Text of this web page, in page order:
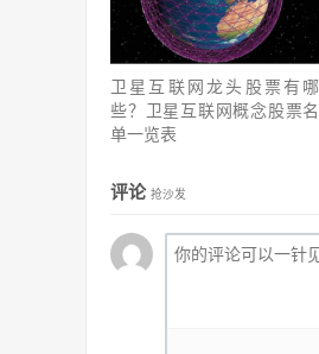
卫星互联网龙头股票有哪
些？卫星互联网概念股票名
单一览表
评论 抢沙发